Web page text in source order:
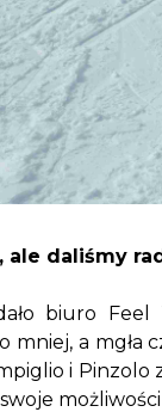
ale daliśmy
biuro
mniej, a
i